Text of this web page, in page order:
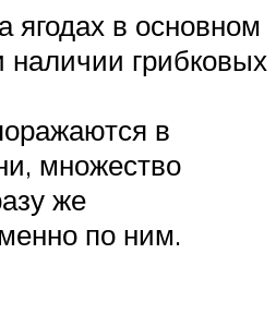
ягодах в основном
наличии грибковых
в
множество
же
по ним.